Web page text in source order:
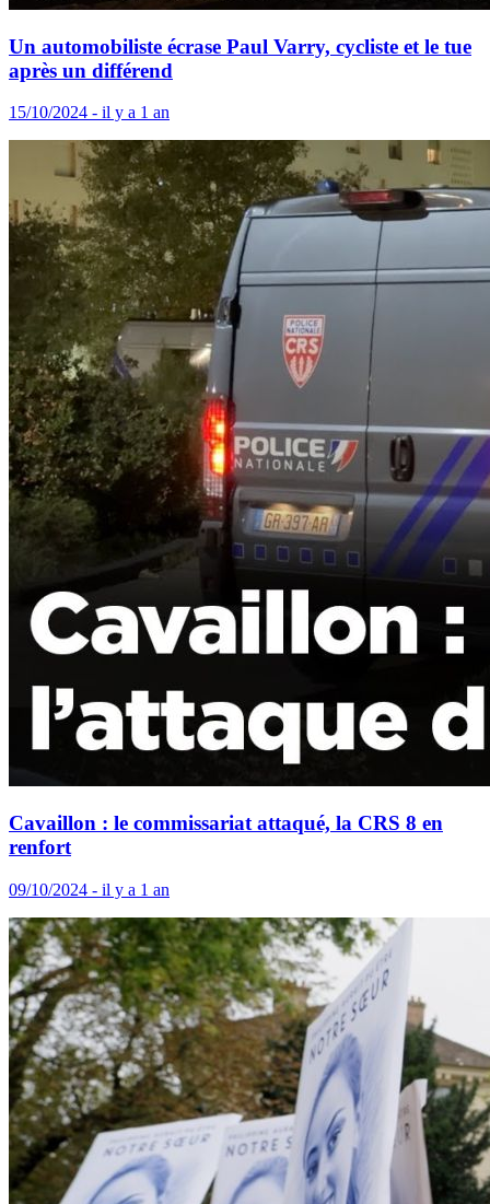
Un automobiliste écrase Paul Varry, cycliste et le tue
après un différend
15/10/2024 - il y a 1 an
Cavaillon : le commissariat attaqué, la CRS 8 en
renfort
09/10/2024 - il y a 1 an